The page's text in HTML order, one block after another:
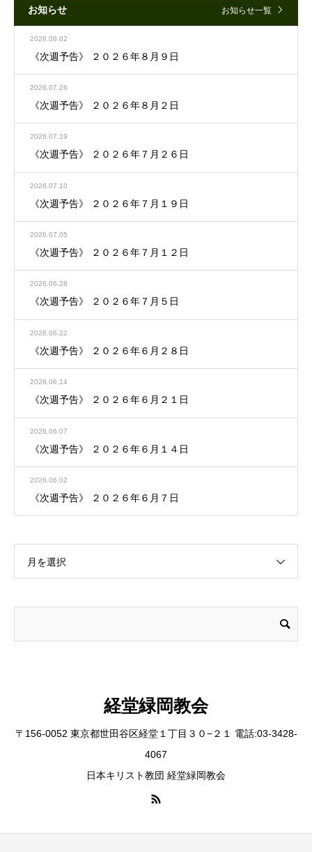
お知らせ お知らせ一覧
2026.08.02
《次週予告》 ２０２６年８月９日
2026.07.26
《次週予告》 ２０２６年８月２日
2026.07.19
《次週予告》 ２０２６年７月２６日
2026.07.10
《次週予告》 ２０２６年７月１９日
2026.07.05
《次週予告》 ２０２６年７月１２日
2026.06.28
《次週予告》 ２０２６年７月５日
2026.06.22
《次週予告》 ２０２６年６月２８日
2026.06.14
《次週予告》 ２０２６年６月２１日
2026.06.07
《次週予告》 ２０２６年６月１４日
2026.06.02
《次週予告》 ２０２６年６月７日
月を選択
経堂緑岡教会
〒156-0052 東京都世田谷区経堂１丁目３０−２１ 電話:03-3428-
4067
日本キリスト教団 経堂緑岡教会